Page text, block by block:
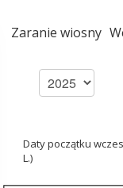
Zaranie wiosny
Daty początku
L.)